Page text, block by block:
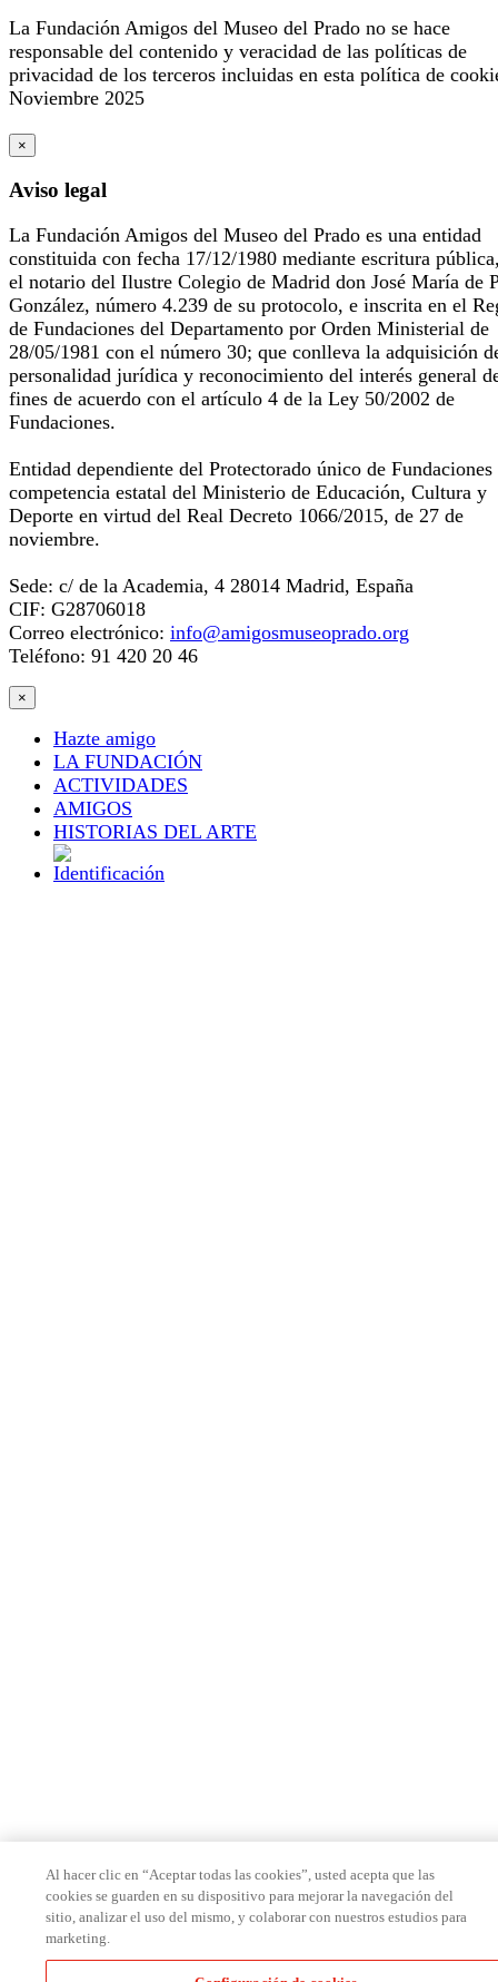
La Fundación Amigos del Museo del Prado no se hace
responsable del contenido y veracidad de las políticas de
privacidad de los terceros incluidas en esta política de
Noviembre 2025
×
Aviso legal
La Fundación Amigos del Museo del Prado es una entidad
constituida con fecha 17/12/1980 mediante escritura
el notario del Ilustre Colegio de Madrid don José María de
González, número 4.239 de su protocolo, e inscrita en el
de Fundaciones del Departamento por Orden Ministerial de
28/05/1981 con el número 30; que conlleva la adquisición
personalidad jurídica y reconocimiento del interés general
fines de acuerdo con el artículo 4 de la Ley 50/2002 de
Fundaciones.
Entidad dependiente del Protectorado único de Fundaciones
competencia estatal del Ministerio de Educación, Cultura y
Deporte en virtud del Real Decreto 1066/2015, de 27 de
noviembre.
Sede: c/ de la Academia, 4 28014 Madrid, España
CIF: G28706018
Correo electrónico: info@amigosmuseoprado.org
Teléfono: 91 420 20 46
×
Hazte amigo
LA FUNDACIÓN
ACTIVIDADES
AMIGOS
HISTORIAS DEL ARTE
Al hacer clic en “Aceptar todas las cookies”, usted acepta que las
cookies se guarden en su dispositivo para mejorar la navegación del
sitio, analizar el uso del mismo, y colaborar con nuestros estudios para
marketing.